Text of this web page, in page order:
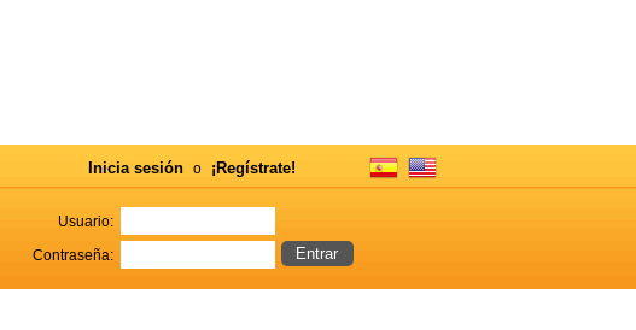
Inicia sesión o ¡Regístrate!
Usuario:
Contraseña: